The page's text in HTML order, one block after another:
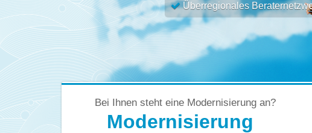
Überregionales
Bei Ihnen steht eine Modernisierung an?
Modernisierung